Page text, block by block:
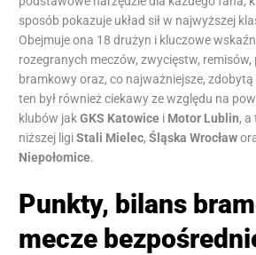
sposób pokazuje układ sił w najwyższej
Obejmuje ona 18 drużyn i kluczowe
rozegranych meczów, zwycięstw, remisów,
bramkowy oraz, co najważniejsze,
ten był również ciekawy ze względu na
klubów jakGKS Katowice i Motor Lublin, a
niższej ligiStali Mielec,Śląska Wrocław
Niepołomice.
Punkty, bilans
mecze